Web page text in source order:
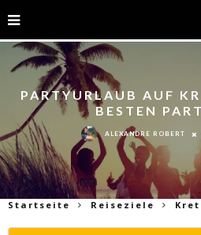
PARTYURLAUB AUF
BESTEN
ALEXANDRE ROBERT
Startseite Reiseziele